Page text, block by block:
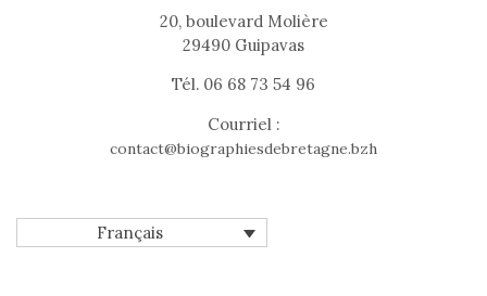
20, boulevard Molière
29490 Guipavas
Tél. 06 68 73 54 96
Courriel :
contact@biographiesdebretagne.bzh
Français